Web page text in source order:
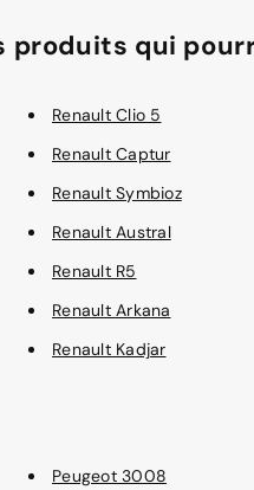
produits qui
Renault Clio 5
Renault Captur
Renault Symbioz
Renault Austral
Renault R5
Renault Arkana
Renault Kadjar
Peugeot 3008